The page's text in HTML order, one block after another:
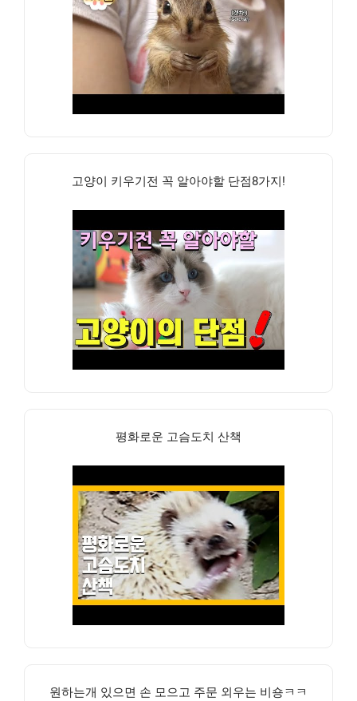
고양이 키우기전 꼭 알아야할 단점8가지!
평화로운 고슴도치 산책
원하는개 있으면 손 모으고 주문 외우는 비숑ㅋㅋ